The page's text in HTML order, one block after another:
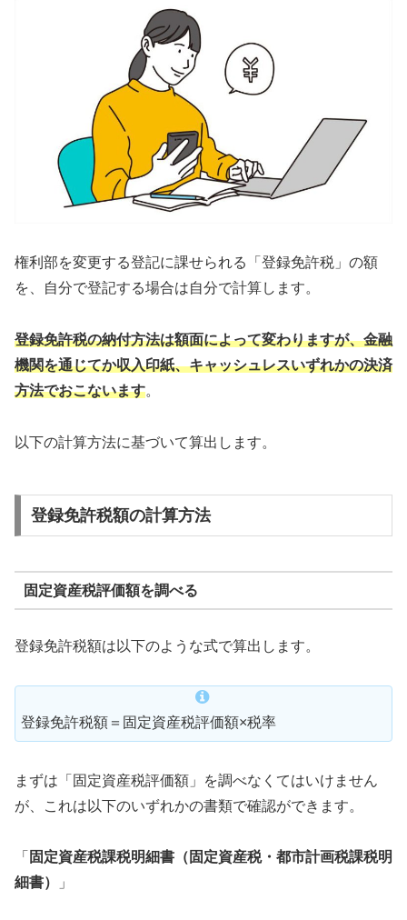
権利部を変更する登記に課せられる「登録免許税」の額
を、自分で登記する場合は自分で計算します。
登録免許税の納付方法は額面によって変わりますが、金融
機関を通じてか収入印紙、キャッシュレスいずれかの決済
方法でおこないます。
以下の計算方法に基づいて算出します。
登録免許税額の計算方法
固定資産税評価額を調べる
登録免許税額は以下のような式で算出します。
登録免許税額＝固定資産税評価額×税率
まずは「固定資産税評価額」を調べなくてはいけません
が、これは以下のいずれかの書類で確認ができます。
「 固定資産税課税明細書（固定資産税・都市計画税課税明
細書）
」